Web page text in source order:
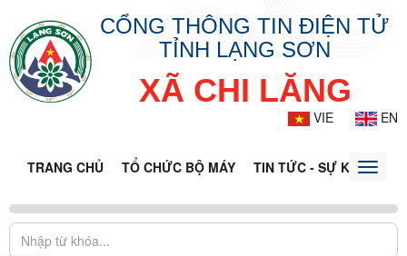
CỔNG THÔNG TIN ĐIỆN TỬ
TỈNH LẠNG SƠN
XÃ CHI LĂNG
VIE EN
TRANG CHỦ TỔ CHỨC BỘ MÁY TIN TỨC - SỰ KIỆNToggle